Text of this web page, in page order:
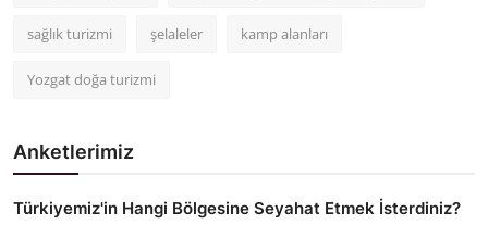
sağlık turizmi şelaleler kamp alanları
Yozgat doğa turizmi
Anketlerimiz
Türkiyemiz'in Hangi Bölgesine Seyahat Etmek İsterdiniz?